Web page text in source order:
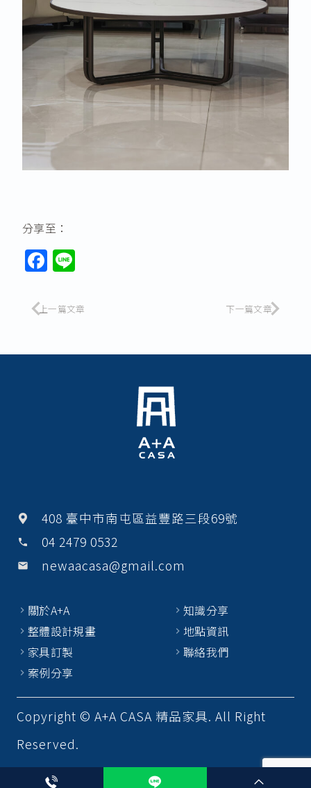
分享至：
F
a
c
b
e
上一篇文章 下一篇文章
408 臺中市南屯區益豐路三段69號
phone 04 2479 0532
email newaacasa@gmail.com
關於A+A
整體設計規畫
家具訂製
案例分享
知識分享
地點資訊
聯絡我們
Copyright © A+A CASA 精品家具. All Right
Reserved.